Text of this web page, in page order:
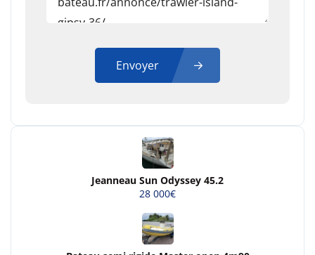
Envoyer
Jeanneau Sun Odyssey 45.2
28 000€